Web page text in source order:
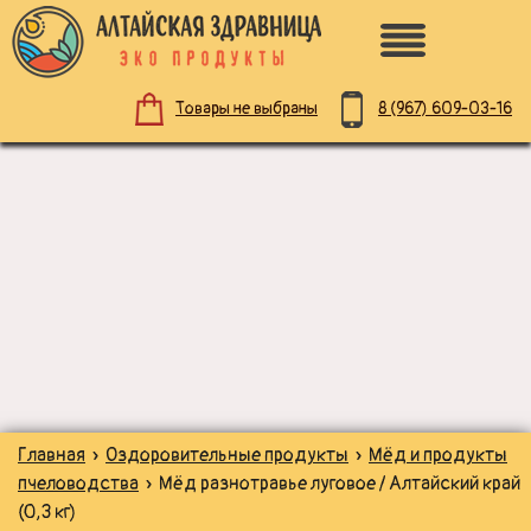
ПО НАЗНАЧЕНИЮ
ДЛЯ ДЕТЕЙ
8 (967) 609-03-16
Товары не выбраны
Главная » Оздоровительные продукты » Мёд и продукты
пчеловодства » Мёд разнотравье луговое / Алтайский край
(0,3 кг)